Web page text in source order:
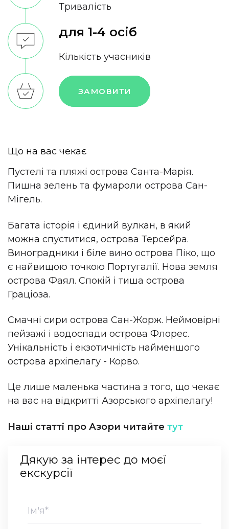
Тривалість
для 1-4 осіб
Кількість учасників
ЗАМОВИТИ
Що на вас чекає
Пустелі та пляжі острова Санта-Марія.
Пишна зелень та фумароли острова Сан-
Мігель.
Багата історія і єдиний вулкан, в який
можна спуститися, острова Терсейра.
Виноградники і біле вино острова Піко, що
є найвищою точкою Португалії. Нова земля
острова Фаял. Спокій і тиша острова
Граціоза.
Смачні сири острова Сан-Жорж. Неймовірні
пейзажі і водоспади острова Флорес.
Унікальність і екзотичність найменшого
острова архіпелагу - Корво.
Це лише маленька частина з того, що чекає
на вас на відкритті Азорського архіпелагу!
Наші статті про Азори читайте тут
Дякую за інтерес до моєї
екскурсії